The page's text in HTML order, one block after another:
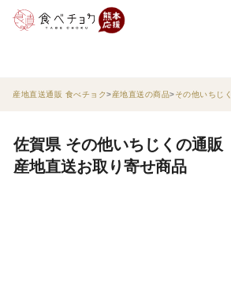
産地直送通販 食べチョク 産地直送の商品 その他いちじく
佐賀県 その他いちじくの通販
産地直送お取り寄せ商品